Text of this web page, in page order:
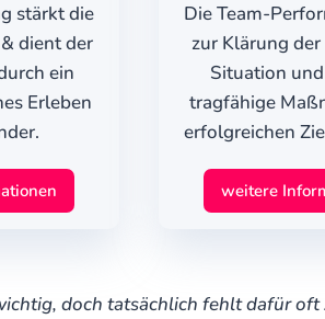
stärkt die
dient der
ein
Erleben
Die Team-
zur Klärung
Situation
tragfähige
erfolgreichen
weitere
doch tatsächlich fehlt dafür oft